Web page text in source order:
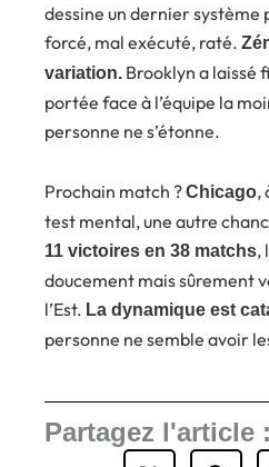
dessine un dernier
forcé, mal exécuté, raté.
variation. Brooklyn a laissé
portée face à l’équipe la
personne ne s’étonne.
Prochain match ?Chicago,
test mental, une autre
11 victoires en 38 matchs,
doucement mais sûrement
l’Est. La dynamique est
personne ne semble avoir
Partagez l'article :